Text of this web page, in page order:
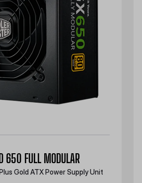
650 FULL MODULAR
Gold ATX Power Supply Unit